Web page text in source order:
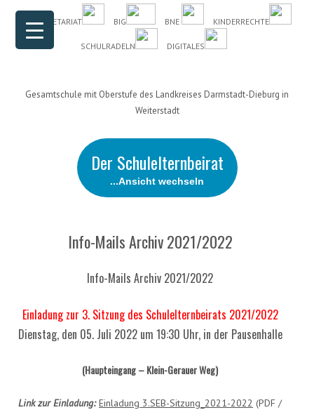
DAS SEKRETARIAT
BIG BNE KINDERRECHTE
SCHULRADELN DIGITALES
Gesamtschule mit Oberstufe des Landkreises Darmstadt-Dieburg in
Weiterstadt
Der Schulelternbeirat
...Ansicht wechseln
Info-Mails Archiv 2021/2022
Info-Mails Archiv 2021/2022
Einladung zur 3. Sitzung des Schulelternbeirats 2021/2022
Dienstag, den 05. Juli 2022 um 19:30 Uhr, in der Pausenhalle
(Haupteingang – Klein-Gerauer Weg)
Link zur Einladung: Einladung 3.SEB-Sitzung_2021-2022 (PDF /